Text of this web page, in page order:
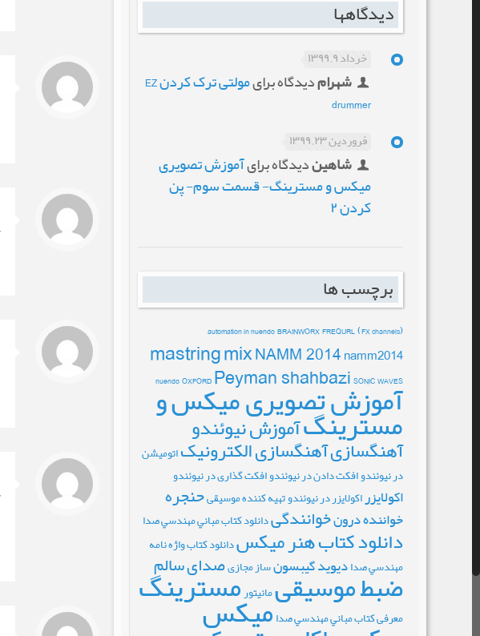
دیدگاهها
خرداد ۹, ۱۳۹۹
شهرامدیدگاه برای
مولتی ترک کردن EZ
drummer
فروردین ۲۳, ۱۳۹۹
شاهیندیدگاه برایآموزش تصویری
میکس و مسترینگ- قسمت سوم- پن
کردن ۲
برچسب ها
(FX channels)
automation in nuendoBRAINWORXFREQURL
mastringmixNAMM 2014namm2014
nuendoOXFORDPeyman shahbaziSONICWAVES
آموزش تصویری میکس و
مسترینگآموزش نیوئندو
آهنگسازیآهنگسازی الکترونیکاتومیشن
در نیوئندوافکت دادن در نیوئندوافکت گذاری در نیوئندو
اکولایزراکولایزر در نیوئندوتهیه کننده موسیقیحنجره
خواننده درونخوانندگیدانلود کتاب مباني مهندسي صدا
دانلود کتاب هنر میکسدانلود کتاب واژه نامه
مهندسي صدادیوید گیبسونساز مجازیصدای سالم
ضبط موسیقیمانیتور مسترینگ
معرفی کتاب مباني مهندسي صدا میکس